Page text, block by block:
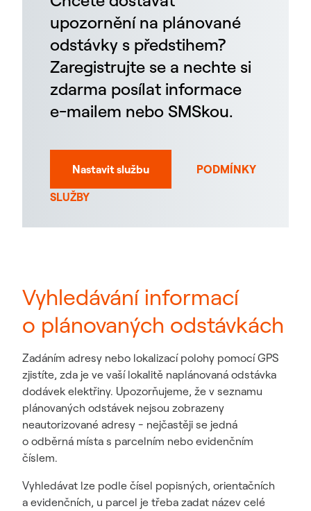
upozornění na plánované
odstávky s předstihem?
Zaregistrujte se a nechte si
zdarma posílat informace
e-mailem nebo SMSkou.
Nastavit službu
PODMÍNKY
SLUŽBY
Vyhledávání informací
o plánovaných odstávkách
Zadáním adresy nebo lokalizací polohy pomocí GPS
zjistíte, zda je ve vaší lokalitě naplánovaná odstávka
dodávek elektřiny. Upozorňujeme, že v seznamu
plánovaných odstávek nejsou zobrazeny
neautorizované adresy - nejčastěji se jedná
o odběrná místa s parcelním nebo evidenčním
číslem.
Vyhledávat lze podle čísel popisných, orientačních
a evidenčních, u parcel je třeba zadat název celé